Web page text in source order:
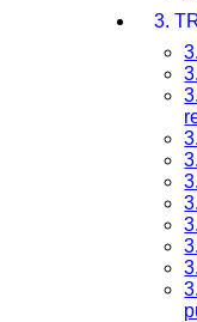
3.